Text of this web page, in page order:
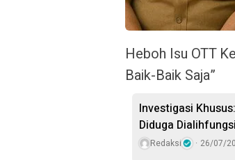
Heboh Isu OTT
Baik-Baik Saja”
Investigasi
Diduga
Redaksi 26/07/